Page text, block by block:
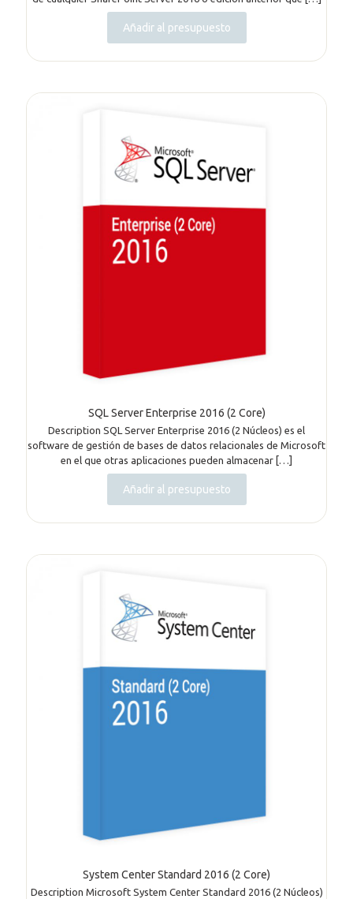
Añadir al presupuesto
SQL Server Enterprise 2016 (2 Core)
Description SQL Server Enterprise 2016 (2 Núcleos) es el
software de gestión de bases de datos relacionales de Microsoft
en el que otras aplicaciones pueden almacenar […]
Añadir al presupuesto
System Center Standard 2016 (2 Core)
Description Microsoft System Center Standard 2016 (2 Núcleos)